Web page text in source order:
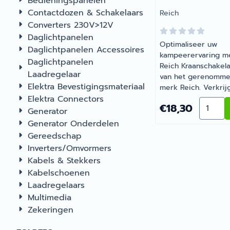
Contactdozen & Schakelaars
Converters 230V>12V
Daglichtpanelen
Daglichtpanelen Accessoires
Daglichtpanelen
Laadregelaar
Elektra Bevestigingsmateriaal
Elektra Connectors
Generator
Generator Onderdelen
Gereedschap
Inverters/Omvormers
Kabels & Stekkers
Kabelschoenen
Laadregelaars
Multimedia
Zekeringen
kwaliteit en
onderweg. |
Artikelnummer
Merk:
Reich
Optimaliseer uw
kampeerervaring
Reich
van het
merk Reich.
bij Barsema
uw specialist in
en
Prijs: 18,30
€18,30 Aantal